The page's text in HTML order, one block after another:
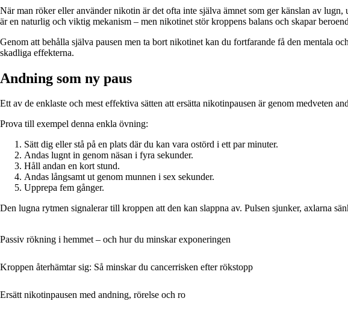
När man röker eller använder nikotin är det ofta inte själva ämnet som ger känslan av
är en naturlig och viktig mekanism – men nikotinet stör kroppens balans och skapar
Genom att behålla själva pausen men ta bort nikotinet kan du fortfarande få den mentala
skadliga effekterna.
Andning som ny paus
Ett av de enklaste och mest effektiva sätten att ersätta nikotinpausen är genom medveten
Prova till exempel denna enkla övning:
Sätt dig eller stå på en plats där du kan vara ostörd i ett par minuter.
Andas lugnt in genom näsan i fyra sekunder.
Håll andan en kort stund.
Andas långsamt ut genom munnen i sex sekunder.
Upprepa fem gånger.
Den lugna rytmen signalerar till kroppen att den kan slappna av. Pulsen sjunker, axlarna
Passiv rökning i hemmet – och hur du minskar exponeringen
Kroppen återhämtar sig: Så minskar du cancerrisken efter rökstopp
Ersätt nikotinpausen med andning, rörelse och ro